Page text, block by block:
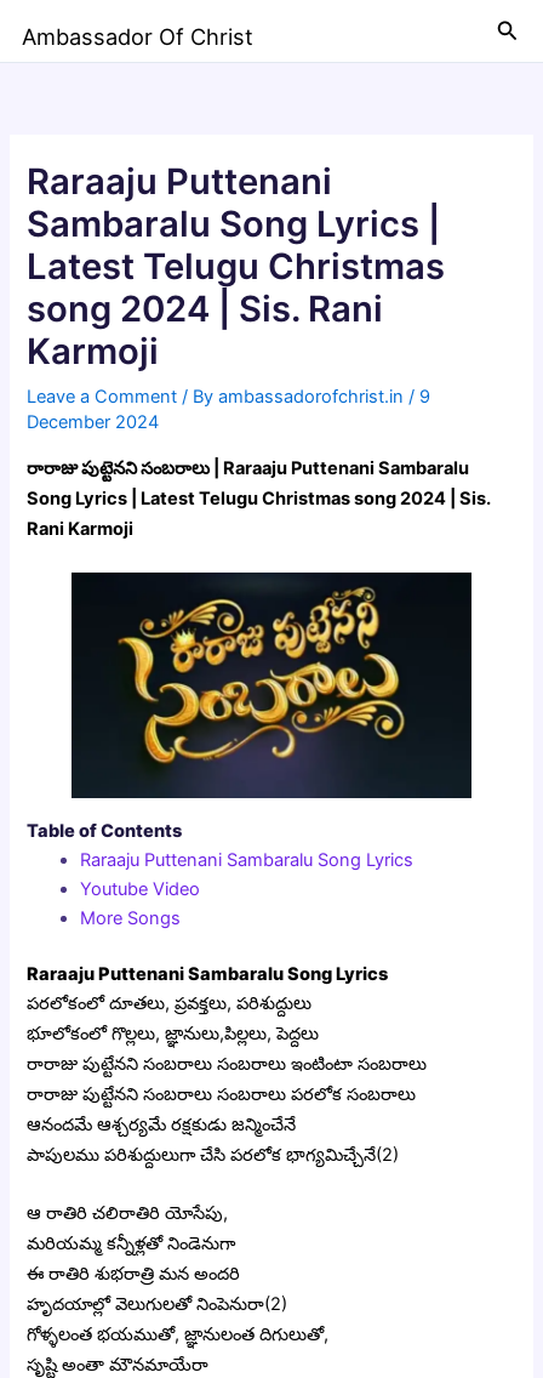
Ambassador Of Christ
Raraaju Puttenani
Sambaralu Song Lyrics |
Latest Telugu Christmas
song 2024 | Sis. Rani
Karmoji
Leave a Comment / Byambassadorofchrist.in/ 9
December 2024
రారాజు పుట్టెనని సంబరాలు | Raraaju Puttenani Sambaralu
Song Lyrics | Latest Telugu Christmas song 2024 | Sis.
Rani Karmoji
Table of Contents
Raraaju Puttenani Sambaralu Song Lyrics
Youtube Video
More Songs
Raraaju Puttenani Sambaralu Song Lyrics
పరలోకంలో దూతలు, ప్రవక్తలు, పరిశుద్దులు
భూలోకంలో గొల్లలు, జ్ఞానులు,పిల్లలు, పెద్దలు
రారాజు పుట్టేనని సంబరాలు సంబరాలు ఇంటింటా సంబరాలు
రారాజు పుట్టేనని సంబరాలు సంబరాలు పరలోక సంబరాలు
ఆనందమే ఆశ్చర్యమే రక్షకుడు జన్మించేనే
పాపులము పరిశుద్దులుగా చేసి పరలోక భాగ్యమిచ్చేనే(2)
ఆ రాతిరి చలిరాతిరి యోసేపు,
మరియమ్మ కన్నీళ్లతో నిండెనుగా
ఈ రాతిరి శుభరాత్రి మన అందరి
హృదయాల్లో వెలుగులతో నింపెనురా(2)
గోళ్ళలంత భయముతో, జ్ఞానులంత దిగులుతో,
సృష్టి అంతా మౌనమాయేరా